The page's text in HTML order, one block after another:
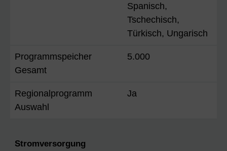
Spanisch,
Tschechisch,
Türkisch, Ungarisch
Programmspeicher
Gesamt
5.000
Regionalprogramm
Auswahl
Ja
Stromversorgung